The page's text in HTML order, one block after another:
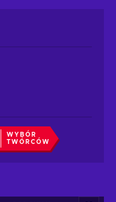
WYBÓR
TWÓRCÓW